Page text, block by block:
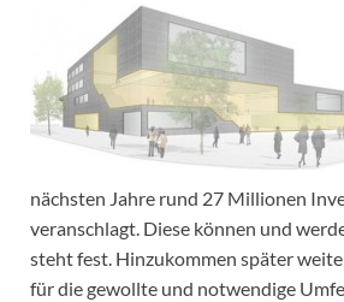
nächsten Jahre rund 27 Millionen
veranschlagt. Diese können und
steht fest. Hinzukommen später
für die gewollte und notwendige